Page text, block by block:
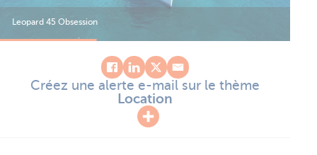
Leopard 45 Obsession
Créez une alerte e-mail sur le thème
Location